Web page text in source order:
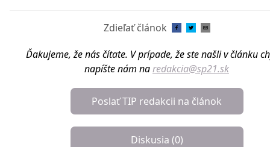
Zdieľať článok
Ďakujeme, že nás čítate. V prípade, že ste našli v článku
napíšte nám naredakcia@sp21.sk
Poslať TIP redakcii na článok
Diskusia (0)